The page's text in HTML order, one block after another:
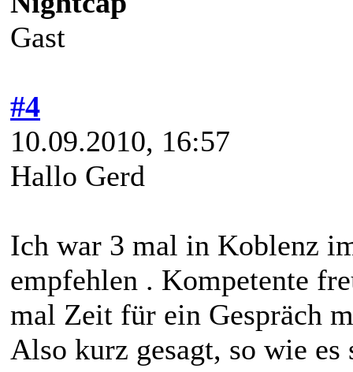
Gast
#4
10.09.2010, 16:57
Hallo Gerd
Ich war 3 mal in Koblenz
empfehlen . Kompetente
mal Zeit für ein Gespräch
Also kurz gesagt, so wie